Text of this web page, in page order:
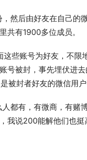
然后由好友在自己的
共有1900多位成员。
这些账号为好友，不限
号被封，事先埋伏进去
被封者好友的微信用户
都有，有微商，有赌
我说200能解他们也挺